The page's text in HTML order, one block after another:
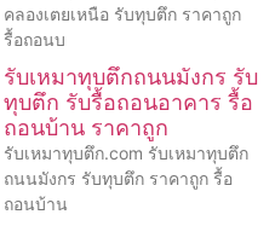
คลองเตยเหนือ รับทุบตึก ราคาถูก
รื้อถอนบ
รับเหมาทุบตึกถนนมังกร รับ
ทุบตึก รับรื้อถอนอาคาร รื้อ
ถอนบ้าน ราคาถูก
รับเหมาทุบตึก.com รับเหมาทุบตึก
ถนนมังกร รับทุบตึก ราคาถูก รื้อ
ถอนบ้าน